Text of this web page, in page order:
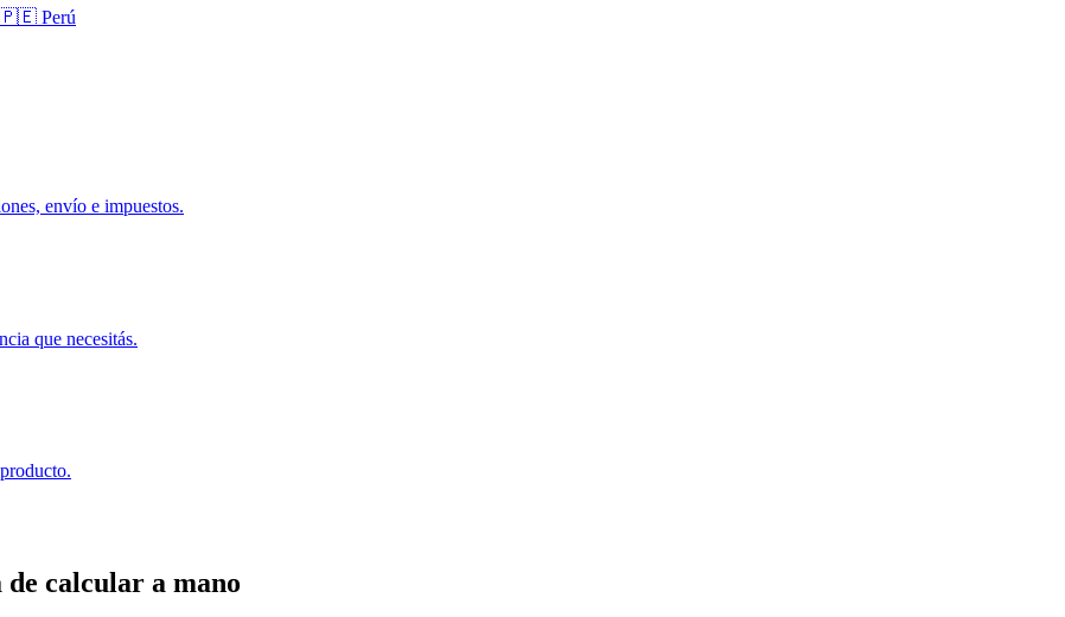
🇵🇪 Perú
envío e impuestos.
que necesitás.
calcular a mano